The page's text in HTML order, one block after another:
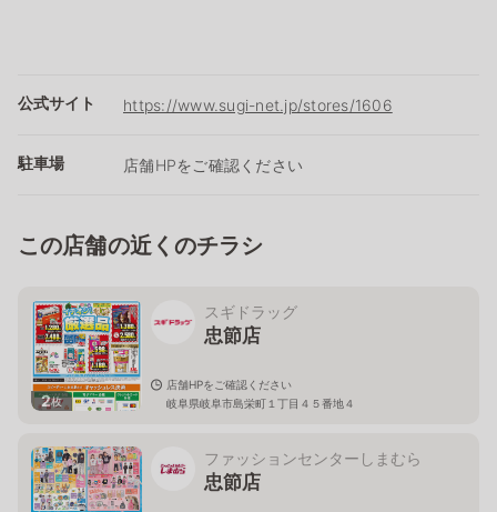
公式サイト https://www.sugi-net.jp/stores/1606
駐車場 店舗HPをご確認ください
この店舗の近くのチラシ
2枚
スギドラッグ
忠節店
店舗HPをご確認ください
岐阜県岐阜市島栄町１丁目４５番地４
ファッションセンターしまむら
忠節店